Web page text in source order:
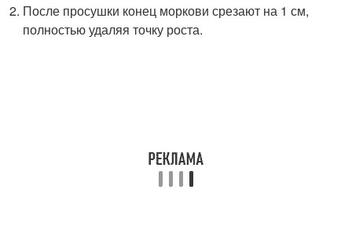
После просушки конец моркови срезают на 1 см,
полностью удаляя точку роста.